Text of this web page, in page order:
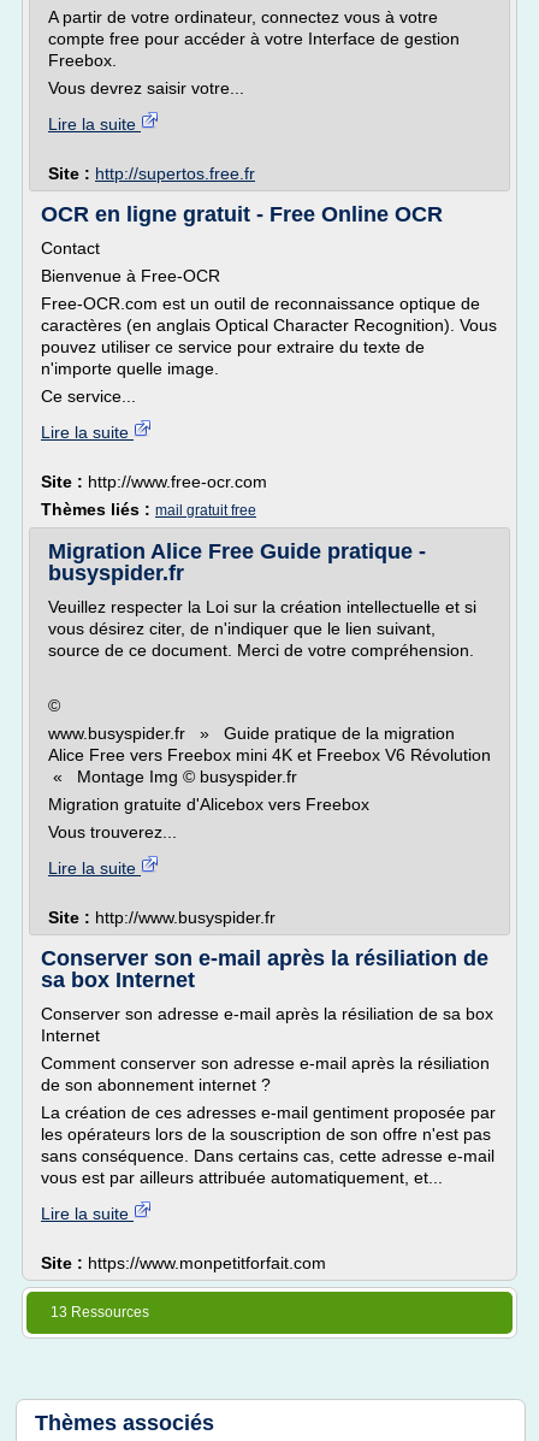
A partir de votre ordinateur, connectez vous à votre
compte free pour accéder à votre Interface de gestion
Freebox.
Vous devrez saisir votre...
Lire la suite
Site : http://supertos.free.fr
OCR en ligne gratuit - Free Online OCR
Contact
Bienvenue à Free-OCR
Free-OCR.com est un outil de reconnaissance optique de
caractères (en anglais Optical Character Recognition). Vous
pouvez utiliser ce service pour extraire du texte de
n'importe quelle image.
Ce service...
Lire la suite
Site : http://www.free-ocr.com
Thèmes liés : mail gratuit free
Migration Alice Free Guide pratique -
busyspider.fr
Veuillez respecter la Loi sur la création intellectuelle et si
vous désirez citer, de n'indiquer que le lien suivant,
source de ce document. Merci de votre compréhension.
©
www.busyspider.fr » Guide pratique de la migration
Alice Free vers Freebox mini 4K et Freebox V6 Révolution
« Montage Img © busyspider.fr
Migration gratuite d'Alicebox vers Freebox
Vous trouverez...
Lire la suite
Site : http://www.busyspider.fr
Conserver son e-mail après la résiliation de
sa box Internet
Conserver son adresse e-mail après la résiliation de sa box
Internet
Comment conserver son adresse e-mail après la résiliation
de son abonnement internet ?
La création de ces adresses e-mail gentiment proposée par
les opérateurs lors de la souscription de son offre n'est pas
sans conséquence. Dans certains cas, cette adresse e-mail
vous est par ailleurs attribuée automatiquement, et...
Lire la suite
Site : https://www.monpetitforfait.com
13 Ressources
Thèmes associés